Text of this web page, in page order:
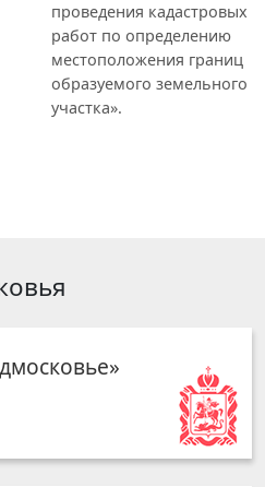
проведения кадастровых
работ по определению
местоположения границ
образуемого земельного
участка».